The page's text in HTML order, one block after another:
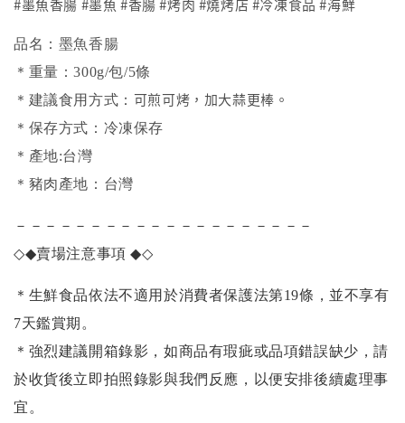
#墨魚香腸 #墨魚 #香腸 #烤肉 #燒烤店 #冷凍食品 #海鮮
品名：墨魚香腸
＊重量：300g/包/5條
＊建議食用方式： 可煎可烤，加大蒜更棒。
＊保存方式：冷凍保存
＊產地:台灣
＊豬肉產地：台灣
－－－－－－－－－－－－－－－－－－－－
◇◆賣場注意事項◆◇
＊生鮮食品依法不適用於消費者保護法第19條，並不享有
7天鑑賞期。
＊強烈建議開箱錄影，如商品有瑕疵或品項錯誤缺少，請
於收貨後立即拍照錄影與我們反應，以便安排後續處理事
宜。